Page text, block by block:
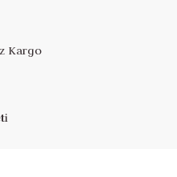
kitlesine hitap ediyor. Peki
kaliteli mi ve
Mi?
mi sorusu, markayla
ettiği konu. Luxottica
Kargo